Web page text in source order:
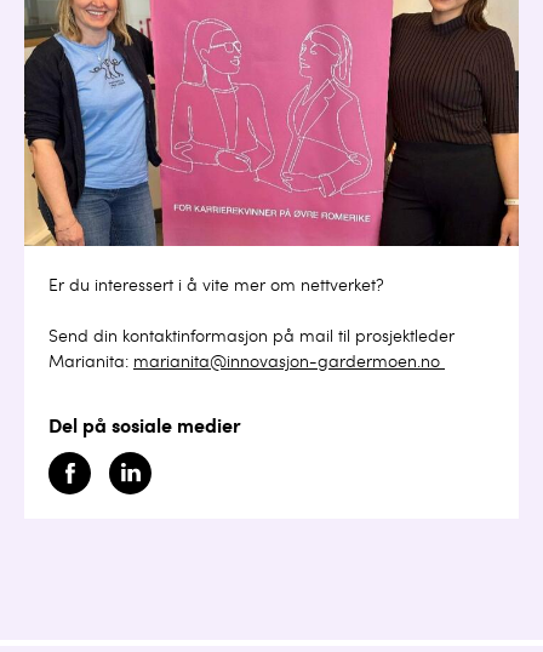
Er du interessert i å vite mer om nettverket?
Send din kontaktinformasjon på mail til prosjektleder
Marianita: marianita@innovasjon-gardermoen.no
Del på sosiale medier